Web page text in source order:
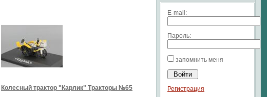
Колесный трактор "Карлик" Тракторы №65
E-mail:
Пароль:
запомнить меня
Регистрация